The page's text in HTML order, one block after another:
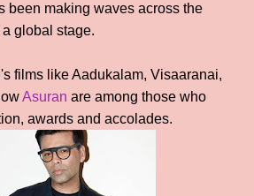
been making waves across the
global stage.
films like Aadukalam, Visaaranai,
Asuran are among those who
awards and accolades.